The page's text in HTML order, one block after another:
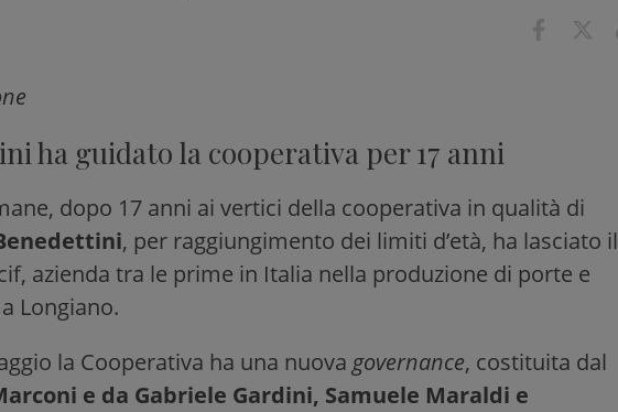
ha guidato la cooperativa per 17 anni
dopo 17 anni ai vertici della cooperativa in qualità di
, per raggiungimento dei limiti d’età, ha lasciato il
azienda tra le prime in Italia nella produzione di porte e
Longiano.
la Cooperativa ha una nuova governance, costituita dal
e da Gabriele Gardini, Samuele Maraldi e